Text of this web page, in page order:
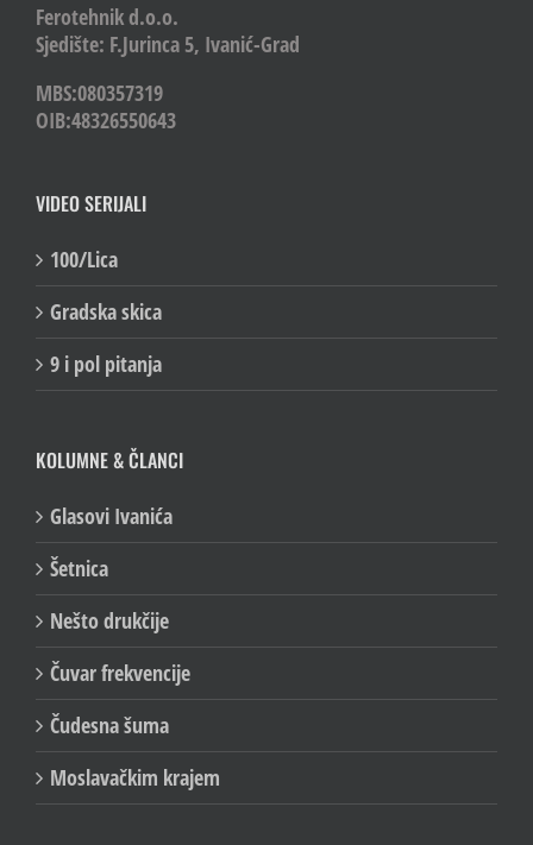
Ferotehnik d.o.o.
Sjedište: F.Jurinca 5, Ivanić-Grad
MBS:080357319
OIB:48326550643
VIDEO SERIJALI
100/Lica
Gradska skica
9 i pol pitanja
KOLUMNE & ČLANCI
Glasovi Ivanića
Šetnica
Nešto drukčije
Čuvar frekvencije
Čudesna šuma
Moslavačkim krajem